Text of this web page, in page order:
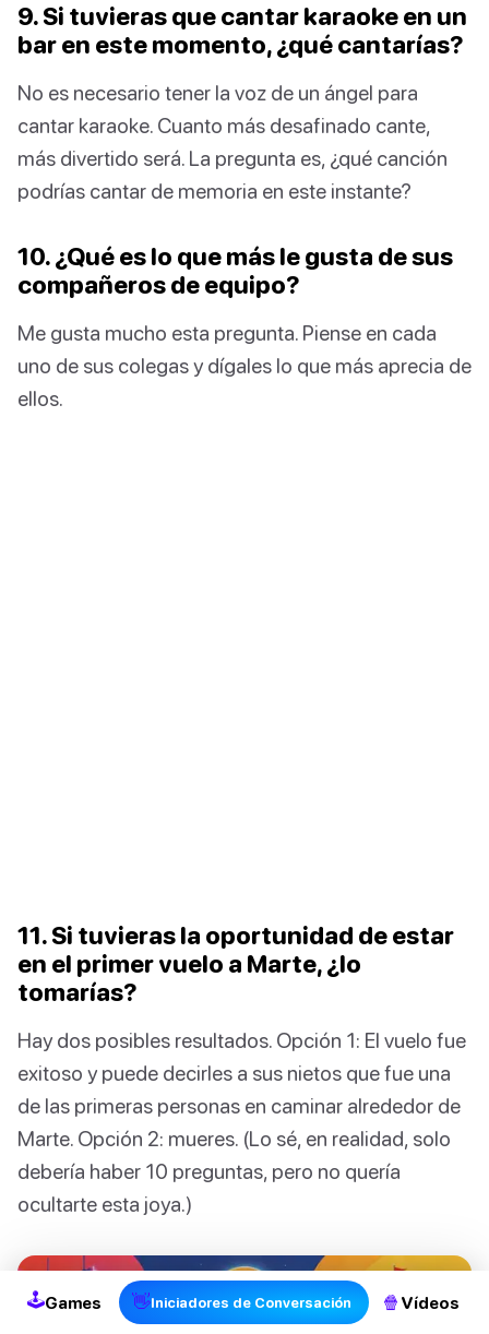
2
9. Si tuvieras que cantar karaoke en un
bar en este momento, ¿qué cantarías?
No es necesario tener la voz de un ángel para
cantar karaoke. Cuanto más desafinado cante,
más divertido será. La pregunta es, ¿qué canción
podrías cantar de memoria en este instante?
10. ¿Qué es lo que más le gusta de sus
compañeros de equipo?
Me gusta mucho esta pregunta. Piense en cada
uno de sus colegas y dígales lo que más aprecia de
ellos.
11. Si tuvieras la oportunidad de estar
en el primer vuelo a Marte, ¿lo
tomarías?
Hay dos posibles resultados. Opción 1: El vuelo fue
exitoso y puede decirles a sus nietos que fue una
de las primeras personas en caminar alrededor de
Marte. Opción 2: mueres. (Lo sé, en realidad, solo
debería haber 10 preguntas, pero no quería
ocultarte esta joya.)
🕹Games 👋Iniciadores de Conversación 🍿 Vídeos